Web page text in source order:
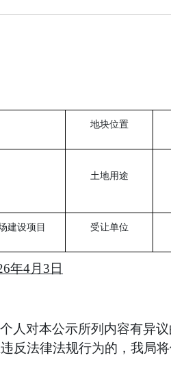
地块位置
土地用途
建设项目 受让单位
年4月 3日
人对本公示所列内容有异
反法律法规行为的，我局